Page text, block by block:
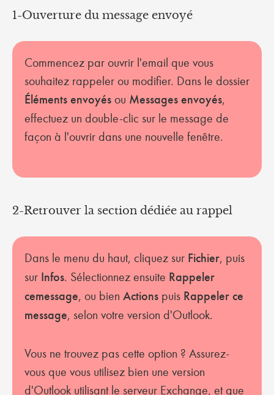
1-Ouverture du message envoyé
Commencez par ouvrir l'email que vous
souhaitez rappeler ou modifier. Dans le dossier
Éléments envoyés ou Messages envoyés,
effectuez un double-clic sur le message de
façon à l'ouvrir dans une nouvelle fenêtre.
2-Retrouver la section dédiée au rappel
Dans le menu du haut, cliquez sur Fichier, puis
sur Infos. Sélectionnez ensuite Rappeler
cemessage, ou bien Actions puis Rappeler ce
message, selon votre version d'Outlook.
Vous ne trouvez pas cette option ? Assurez-
vous que vous utilisez bien une version
d'Outlook utilisant le serveur Exchange, et que